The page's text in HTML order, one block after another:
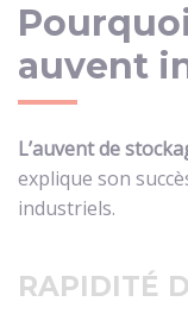
auvent
L’auvent de
explique son
industriels.
RAPIDITÉ